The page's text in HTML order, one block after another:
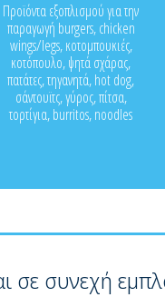
Προϊόντα εξοπλισμού για την
παραγωγή burgers, chicken
wings/legs, κοτομπουκιές,
κοτόπουλο, ψητά σχάρας,
πατάτες, τηγανητά, hot dog,
σάντουϊτς, γύρος, πίτσα,
τορτίγια, burritos, noodles
σε συνεχή